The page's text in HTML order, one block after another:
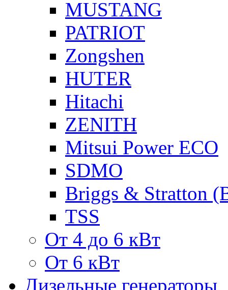
MUSTANG
PATRIOT
Zongshen
HUTER
Hitachi
ZENITH
Mitsui Power ECO
SDMO
Briggs & Stratton
TSS
От 4 до 6 кВт
От 6 кВт
Дизельные генераторы